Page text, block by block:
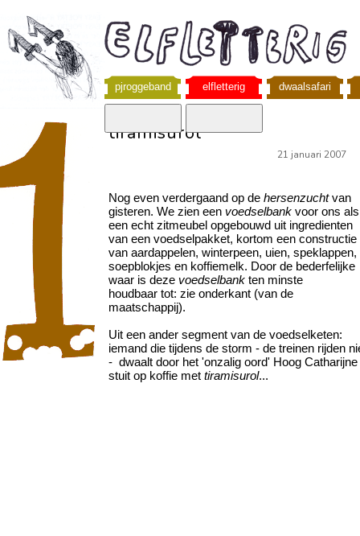
pjroggeband elfletterig dwaalsafari
tiramisurol
21 januari 2007
Nog even verdergaand op de hersenzuchtvan
gisteren. We zien een voedselbank voor ons als
een echt zitmeubel opgebouwd uit ingredienten
van een voedselpakket, kortom een constructie
van aardappelen, winterpeen, uien, speklappen,
soepblokjes en koffiemelk. Door de bederfelijke
waar is deze voedselbank ten minste
houdbaar tot: zie onderkant (van de
maatschappij).
Uit een ander segment van de voedselketen:
iemand die tijdens de storm - de treinen rijden
- dwaalt door het 'onzalig oord' Hoog Catharijne
stuit op koffie met tiramisurol...